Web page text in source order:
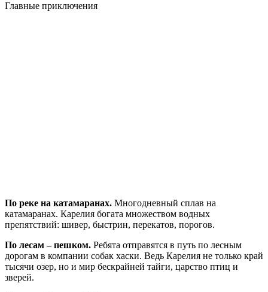
Главные приключения
По реке на катамаранах. Многодневный сплав на
катамаранах. Карелия богата множеством водных
препятствий: шивер, быстрин, перекатов, порогов.
По лесам – пешком. Ребята отправятся в путь по лесным
дорогам в компании собак хаски. Ведь Карелия не только край
тысячи озер, но и мир бескрайней тайги, царство птиц и
зверей.